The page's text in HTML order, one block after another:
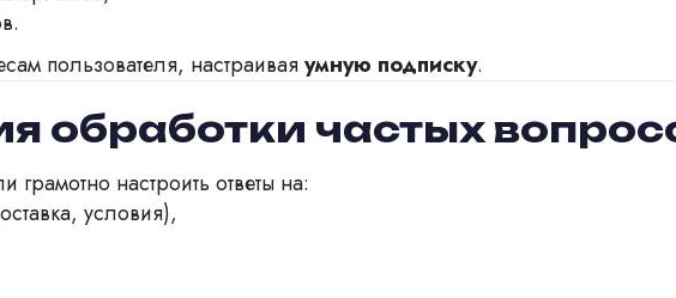
пользователя, настраиваяумную подписку.
обработки частых
грамотно настроить ответы на:
условия),